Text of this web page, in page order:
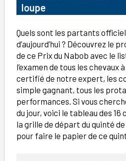
loupe
Quels sont les partants
d’aujourd’hui ? Découvrez le
de ce Prix du Nabob avec le
l’examen de tous les chevaux à
certifié de notre expert, les
simple gagnant, tous les
performances. Si vous
du jour, voici le tableau des
la grille de départ du quinté
pour faire le papier de ce